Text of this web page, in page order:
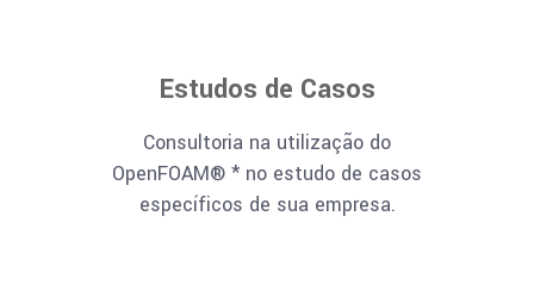
Estudos de Casos
Consultoria na utilização do
OpenFOAM® * no estudo de casos
específicos de sua empresa.